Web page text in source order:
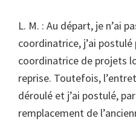
L. M. : Au départ, je n’ai
coordinatrice, j’ai
coordinatrice de projets
reprise. Toutefois,
déroulé et j’ai postulé,
remplacement de